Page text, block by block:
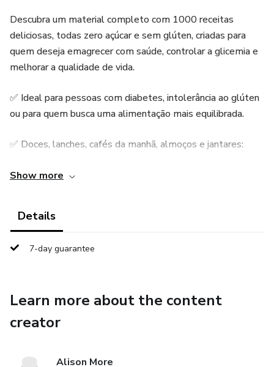
Descubra um material completo com 1000 receitas
deliciosas, todas zero açúcar e sem glúten, criadas para
quem deseja emagrecer com saúde, controlar a glicemia e
melhorar a qualidade de vida.
✅ Ideal para pessoas com diabetes, intolerância ao glúten
ou para quem busca uma alimentação mais equilibrada.
✅ Doces, lanches, cafés da manhã, almoços e jantares:
alimentar bem todos os dias!
Show more
Details
7-day guarantee
Learn more about the content
creator
Alison More